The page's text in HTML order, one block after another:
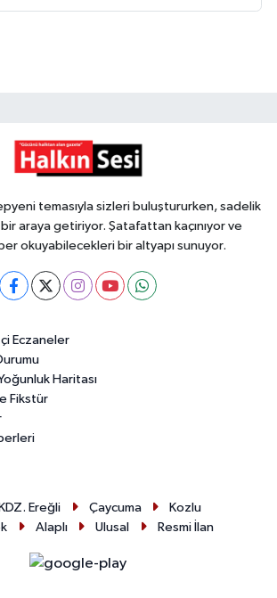
temasıyla sizleri buluştururken, sadelik
araya getiriyor. Şatafattan kaçınıyor ve
okuyabilecekleri bir altyapı sunuyor.
Eczaneler
Haritası
Fikstür
KDZ. Ereğli Çaycuma
Kozlu
Alaplı Ulusal Resmi İlan